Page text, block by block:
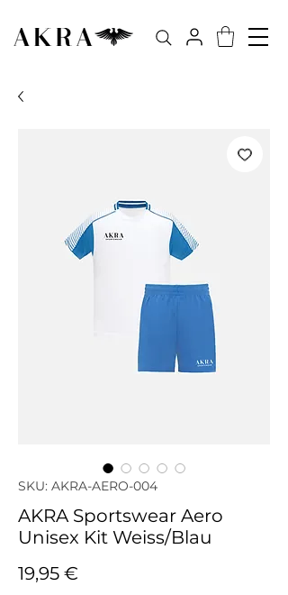
SKU: AKRA-AERO-004
AKRA Sportswear Aero
Unisex Kit Weiss/Blau
19,95 €